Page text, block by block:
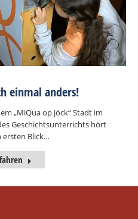
einmal anders!
„MiQua op jöck“ Stadt im
Geschichtsunterrichts hört
ersten Blick…